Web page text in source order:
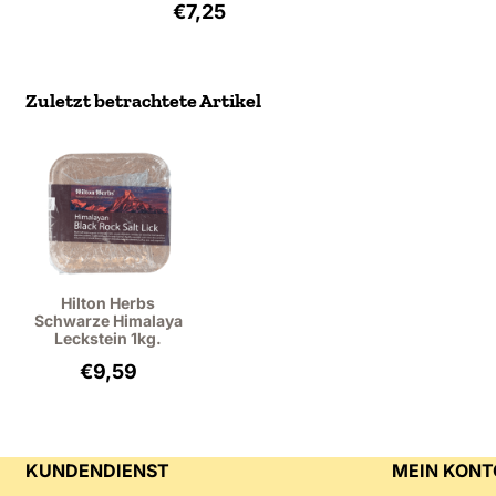
Preis: 7,25, ohne MwSt.: 6,65
€7,25
Zuletzt betrachtete Artikel
Hilton Herbs
Schwarze Himalaya
Leckstein 1kg.
€9,59
KUNDENDIENST MEIN